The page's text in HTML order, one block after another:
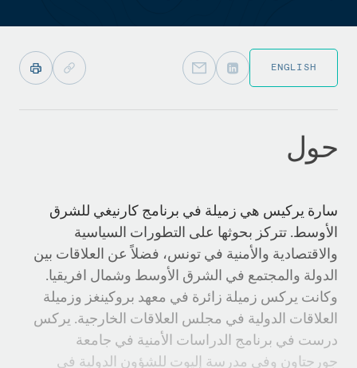
ENGLISH
حول
سارة يركيس هي زميلة في برنامج كارنيغي للشرق
الأوسط. تتركز بحوثها على التطورات السياسية
والاقتصادية والأمنية في تونس، فضلاً عن العلاقات بين
الدولة والمجتمع في الشرق الأوسط وشمال افريقيا.
وكانت يركس زميلة زائرة في معهد بروكينغز وزميلة
العلاقات الدولية في مجلس العلاقات الخارجية. يركس
درست في برنامج الدراسات الأمنية في جامعة
جورجتاون وفي مدرسة إليوت للشؤون الدولية في